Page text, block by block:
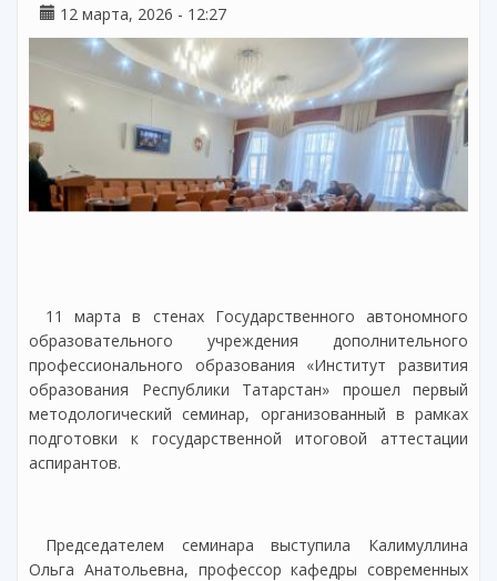
12 марта, 2026 - 12:27
11 марта в стенах Государственного автономного
образовательного учреждения дополнительного
профессионального образования «Институт развития
образования Республики Татарстан» прошел первый
методологический семинар, организованный в рамках
подготовки к государственной итоговой аттестации
аспирантов.
Председателем семинара выступила Калимуллина
Ольга Анатольевна, профессор кафедры современных